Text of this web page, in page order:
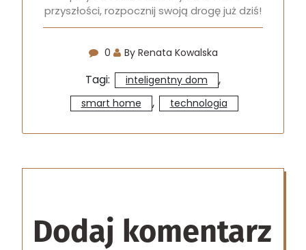
przyszłości, rozpocznij swoją drogę już dziś!
0 By Renata Kowalska
Tagi: inteligentny dom ,
smart home , technologia
Dodaj komentarz